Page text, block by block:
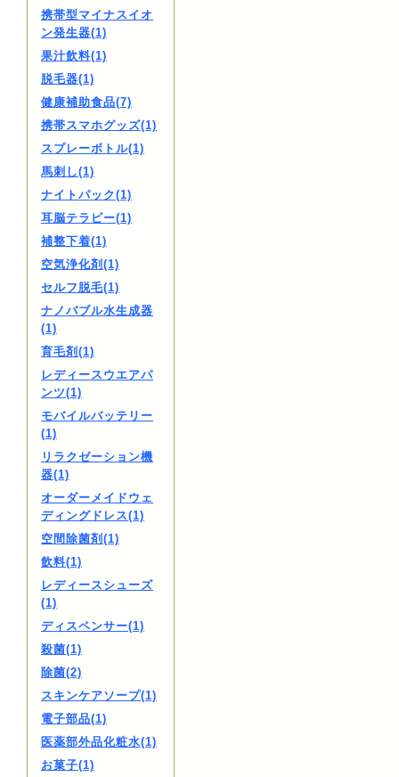
携帯型マイナスイオ
ン発生器(1)
果汁飲料(1)
脱毛器(1)
健康補助食品(7)
携帯スマホグッズ(1)
スプレーボトル(1)
馬刺し(1)
ナイトパック(1)
耳脳テラピー(1)
補整下着(1)
空気浄化剤(1)
セルフ脱毛(1)
ナノバブル水生成器
(1)
育毛剤(1)
レディースウエアパ
ンツ(1)
モバイルバッテリー
(1)
リラクゼーション機
器(1)
オーダーメイドウェ
ディングドレス(1)
空間除菌剤(1)
飲料(1)
レディースシューズ
(1)
ディスペンサー(1)
殺菌(1)
除菌(2)
スキンケアソープ(1)
電子部品(1)
医薬部外品化粧水(1)
お菓子(1)